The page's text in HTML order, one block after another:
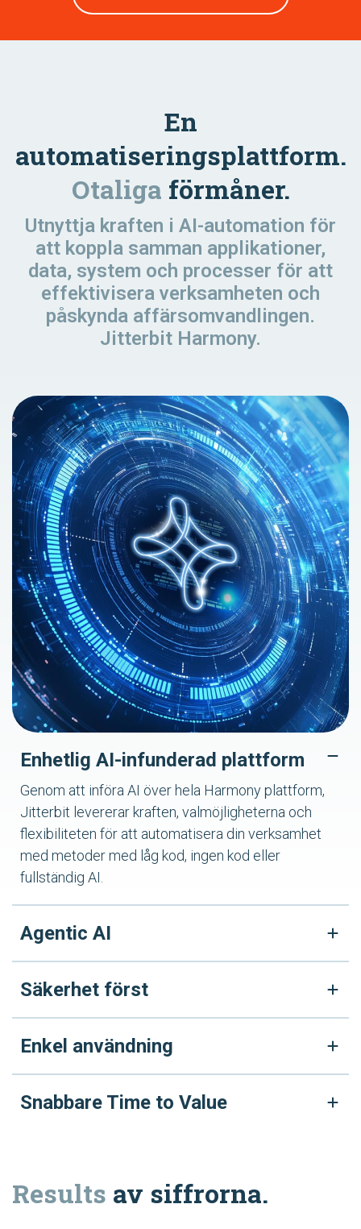
En
automatiseringsplattform.
Otaliga förmåner.
Utnyttja kraften i AI-automation för
att koppla samman applikationer,
data, system och processer för att
effektivisera verksamheten och
påskynda affärsomvandlingen.
Jitterbit Harmony.
Enhetlig AI-infunderad plattform
Genom att införa AI över hela Harmony plattform,
Jitterbit levererar kraften, valmöjligheterna och
flexibiliteten för att automatisera din verksamhet
med metoder med låg kod, ingen kod eller
fullständig AI.
Agentic AI
Säkerhet först
Enkel användning
Snabbare Time to Value
Results av siffrorna.